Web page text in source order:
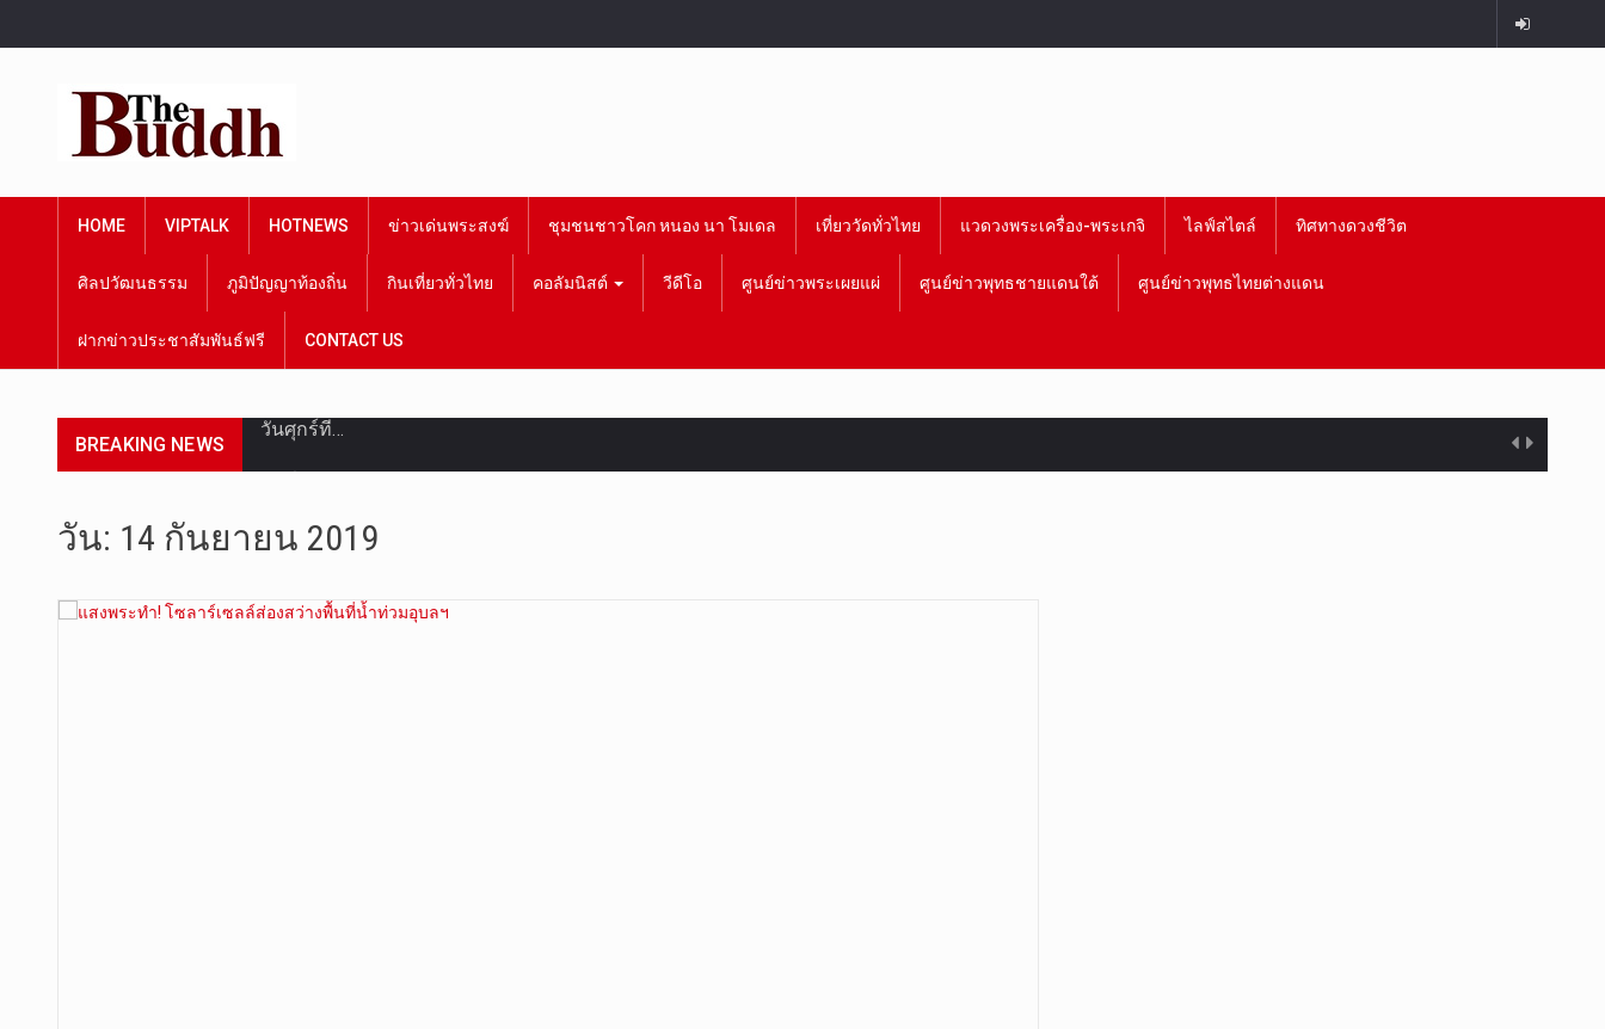
HOME VIPTALK HOTNEWS ข่าวเด่นพระสงฆ์ ชุมชนชาวโคก หนอง นา โมเดล เที่ยววัดทั่วไทย แวดวงพระเครื่อง-พระเกจิ ไลฟ์สไตล์ ทิศทางดวงชีวิต
ศิลปวัฒนธรรม ภูมิปัญญาท้องถิ่น กินเที่ยวทั่วไทย คอลัมนิสต์ วีดีโอ ศูนย์ข่าวพระเผยแผ่ ศูนย์ข่าวพุทธชายแดนใต้ ศูนย์ข่าวพุทธไทยต่างแดน
ฝากข่าวประชาสัมพันธ์ฟรี CONTACT US
BREAKING NEWS วันที่ 7 ส…
เมื่อวันที…
“สมเด็จเกี…
วัน: 14 กันยายน 2019